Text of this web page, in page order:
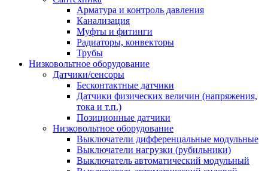
Арматура и контроль давления
Канализация
Муфты и фитинги
Радиаторы, конвекторы
Трубы
Низковольтное оборудование
Датчики/сенсоры
Бесконтактные датчики
Датчики физических величин (напряжения,
тока и т.п.)
Позиционные датчики
Низковольтное оборудование
Выключатели дифференцальные модульные
Выключатели нагрузки (рубильники)
Выключатель автоматический модульный